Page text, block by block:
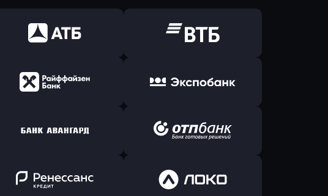
Оправить заявку
в АТБ Банк
в ВТБ
в Райффайзен Банк
Оправить заявку
в Экспобанк
Оправить заявку
в Банк Авангард
Оправить заявку
в ОТП БАНК